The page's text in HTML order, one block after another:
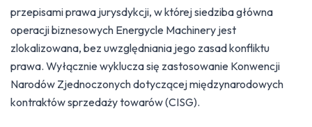
przepisami prawa jurysdykcji, w której siedziba główna
operacji biznesowych Energycle Machinery jest
zlokalizowana, bez uwzględniania jego zasad konfliktu
prawa. Wyłącznie wyklucza się zastosowanie Konwencji
Narodów Zjednoczonych dotyczącej międzynarodowych
kontraktów sprzedaży towarów (CISG).